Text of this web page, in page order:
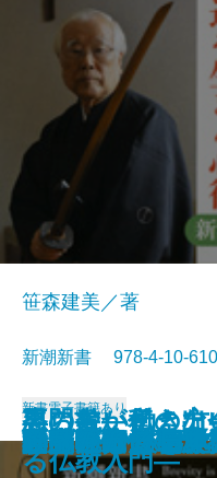
本当は怖い動物
医療にたかるな
日本人のための
ハダカの北朝鮮
専門書が伝え
語
老荘思想の心理
日本の宿命
男の貌―私の出
―
原発と政治の
武士道とキリス
笹森建美／著
新潮新書 978-4-10-
新書電子書籍あり
アメリカが劣
卑弥呼は何を
国の死に方
たくらむ技術
外交プロに学
「忠臣蔵」の決
誤解だらけの「
怒らない働き
る仏教入門―
動乱のインテ
ひっかかる日本